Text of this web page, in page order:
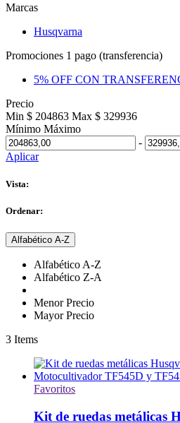
Marcas
Husqvarna
Promociones 1 pago (transferencia)
5% OFF CON
Precio
Min $ 204863 Max $ 329936
Mínimo Máximo
-
Aplicar
Vista:
Ordenar:
Alfabético A-Z
Alfabético A-Z
Alfabético Z-A
Menor Precio
Mayor Precio
3 Items
Favoritos
Kit de ruedas metálicas